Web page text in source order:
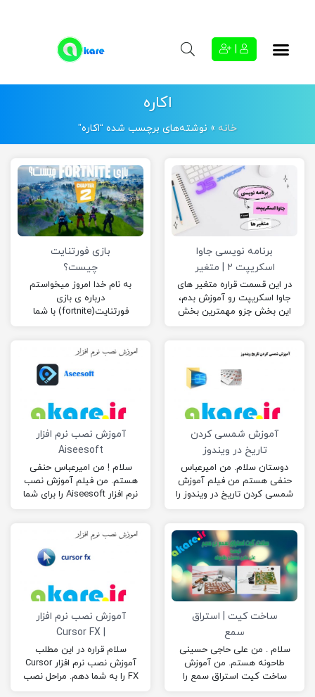
اکاره
خانه » نوشته‌های برچسب شده “اکاره”
برنامه نویسی جاوا
اسکریپت ۲ | متغیر
ها
در این قسمت قراره متغیر های
جاوا اسکریپت رو آموزش بدم،
این بخش جزو مهمترین بخش
بازی فورتنایت
چیست؟
به نام خدا امروز میخواستم
درباره ی بازی
فورتنایت(fortnite) با شما
آموزش شمسی کردن
تاریخ در ویندوز
دوستان سلام. من امیرعباس
حنفی هستم من فیلم آموزش
شمسی کردن تاریخ در ویندوز را
آموزش نصب نرم افزار
Aiseesoft
سلام ! من امیرعباس حنفی
هستم. من فیلم آموزش نصب
نرم افزار Aiseesoft را برای شما
ساخت کیت | استراق
سمع
سلام . من علی حاجی حسینی
طاحونه هستم. من آموزش
ساخت کیت استراق سمع را
آموزش نصب نرم افزار
| Cursor FX
سلام قراره در این مطلب
آموزش نصب نرم افزار Cursor
FX را به شما دهم. مراحل نصب